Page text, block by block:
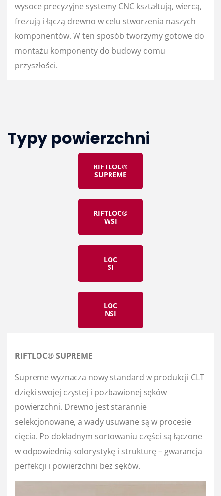
wysoce precyzyjne systemy CNC kształtują, wiercą,
frezują i łączą drewno w celu stworzenia naszych
komponentów. W ten sposób tworzymy gotowe do
montażu komponenty do budowy domu
przyszłości.
Typy powierzchni
RIFTLOC®
SUPREME
RIFTLOC®
WSI
LOC
SI
LOC
NSI
RIFTLOC® SUPREME
Supreme wyznacza nowy standard w produkcji CLT
dzięki swojej czystej i pozbawionej sęków
powierzchni. Drewno jest starannie
selekcjonowane, a wady usuwane są w procesie
cięcia. Po dokładnym sortowaniu części są łączone
w odpowiednią kolorystykę i strukturę – gwarancja
perfekcji i powierzchni bez sęków.